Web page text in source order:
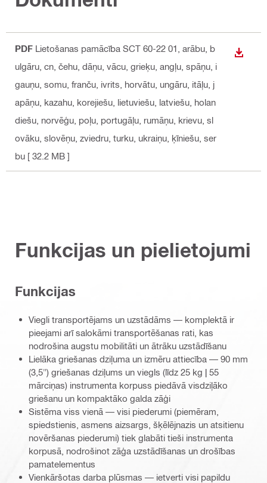
PDF Lietošanas pamācība SCT 60-22 01 , arābu, b
ulgāru, cn, čehu, dāņu, vācu, grieķu, angļu, spāņu, i
gauņu, somu, franču, ivrits, horvātu, ungāru, itāļu, j
apāņu, kazahu, korejiešu, lietuviešu, latviešu, holan
diešu, norvēģu, poļu, portugāļu, rumāņu, krievu, sl
ovāku, slovēņu, zviedru, turku, ukraiņu, ķīniešu, ser
bu [ 32.2 MB ]
Funkcijas un pielietojumi
Funkcijas
Viegli transportējams un uzstādāms — komplektā ir
pieejami arī salokāmi transportēšanas rati, kas
nodrošina augstu mobilitāti un ātrāku uzstādīšanu
Lielāka griešanas dziļuma un izmēru attiecība — 90 mm
(3,5") griešanas dziļums un viegls (līdz 25 kg | 55
mārciņas) instrumenta korpuss piedāvā visdziļāko
griešanu un kompaktāko galda zāģi
Sistēma viss vienā — visi piederumi (piemēram,
spiedstienis, asmens aizsargs, šķēlējnazis un atsitienu
novēršanas piederumi) tiek glabāti tieši instrumenta
korpusā, nodrošinot zāģa uzstādīšanas un drošības
pamatelementus
Vienkāršotas darba plūsmas — ietverti visi papildu